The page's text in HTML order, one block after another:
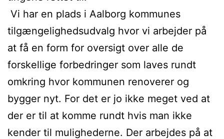
Vi har en plads i Aalborg kommunes
tilgængelighedsudvalg hvor vi arbejder på
at få en form for oversigt over alle de
forskellige forbedringer som laves rundt
omkring hvor kommunen renoverer og
bygger nyt. For det er jo ikke meget ved at
der er til at komme rundt hvis man ikke
kender til mulighederne. Der arbejdes på at